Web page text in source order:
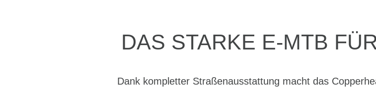
DAS STARKE E-MTB
Dank kompletter Straßenausstattung macht das